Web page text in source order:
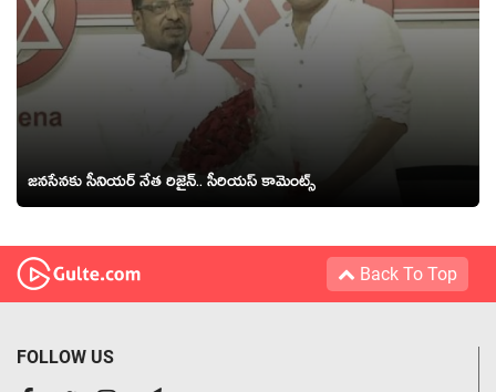
జ‌న‌సేన‌కు సీనియ‌ర్ నేత రిజైన్‌.. సీరియ‌స్ కామెంట్స్‌
Back To Top
FOLLOW US